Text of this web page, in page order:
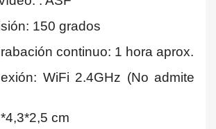
150 grados
continuo: 1 hora aprox.
WiFi 2.4GHz (No admite
cm